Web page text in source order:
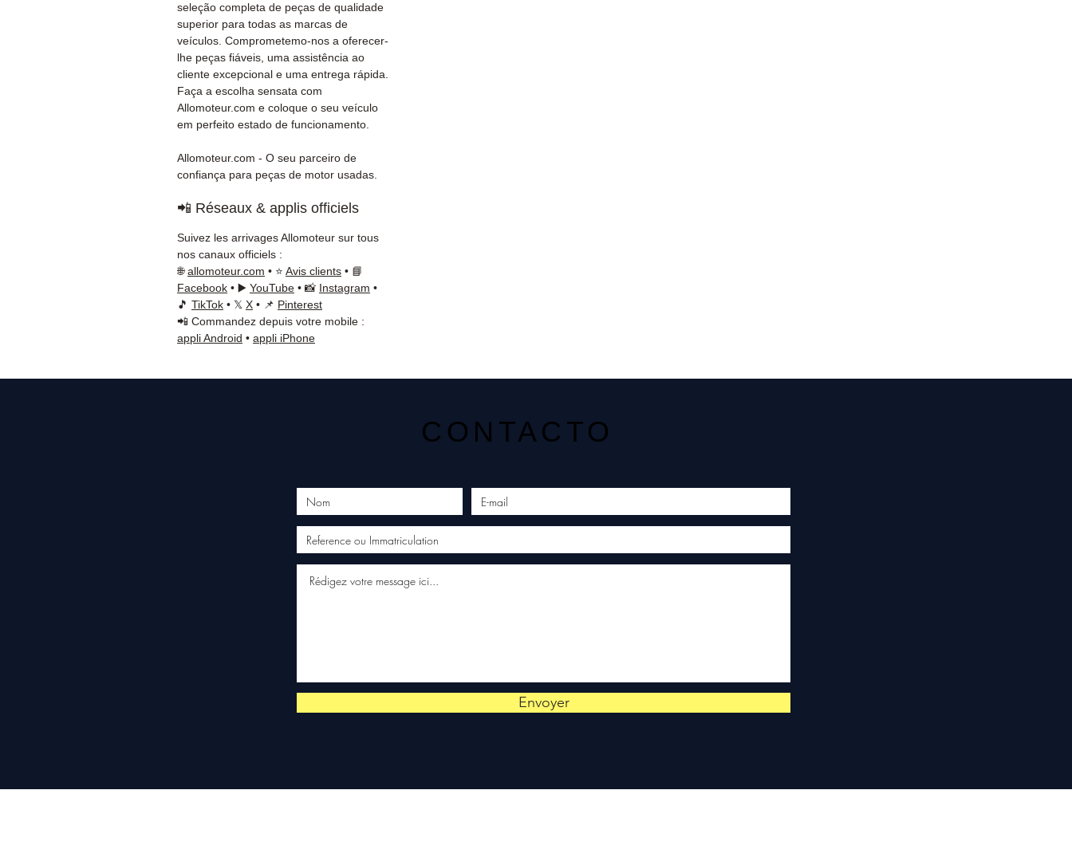
seleção completa de peças de qualidade
superior para todas as marcas de
veículos. Comprometemo-nos a oferecer-
lhe peças fiáveis, uma assistência ao
cliente excepcional e uma entrega rápida.
Faça a escolha sensata com
Allomoteur.com e coloque o seu veículo
em perfeito estado de funcionamento.
Allomoteur.com - O seu parceiro de
confiança para peças de motor usadas.
📲 Réseaux & applis officiels
Suivez les arrivages Allomoteur sur tous
nos canaux officiels :
🌐allomoteur.com • ⭐ Avis clients • 📘
Facebook • ▶️ YouTube • 📸 Instagram •
🎵 TikTok • 𝕏 X • 📌 Pinterest
📲 Commandez depuis votre mobile :
appli Android • appli iPhone
CONTACTO
Envoyer